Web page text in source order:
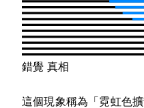
錯覺 真相
這個現象稱為「霓虹色